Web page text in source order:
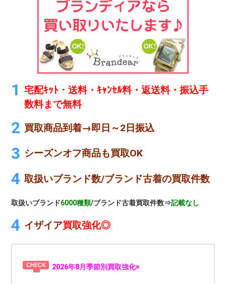
宅配ｷｯﾄ・送料・ｷｬﾝｾﾙ料・返送料・振込手
数料まで無料
買取商品到着→即日～2日振込
シーズンオフ商品も買取OK
取扱いブランド数/ブランド古着の買取件数
取扱いブランド6000種類/ブランド古着買取件数⇒記載なし
イザイア買取強化◎
2026年8月季節別買取強化×